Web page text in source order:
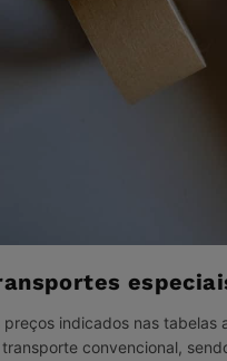
preços indicados nas tabelas
transporte convencional,